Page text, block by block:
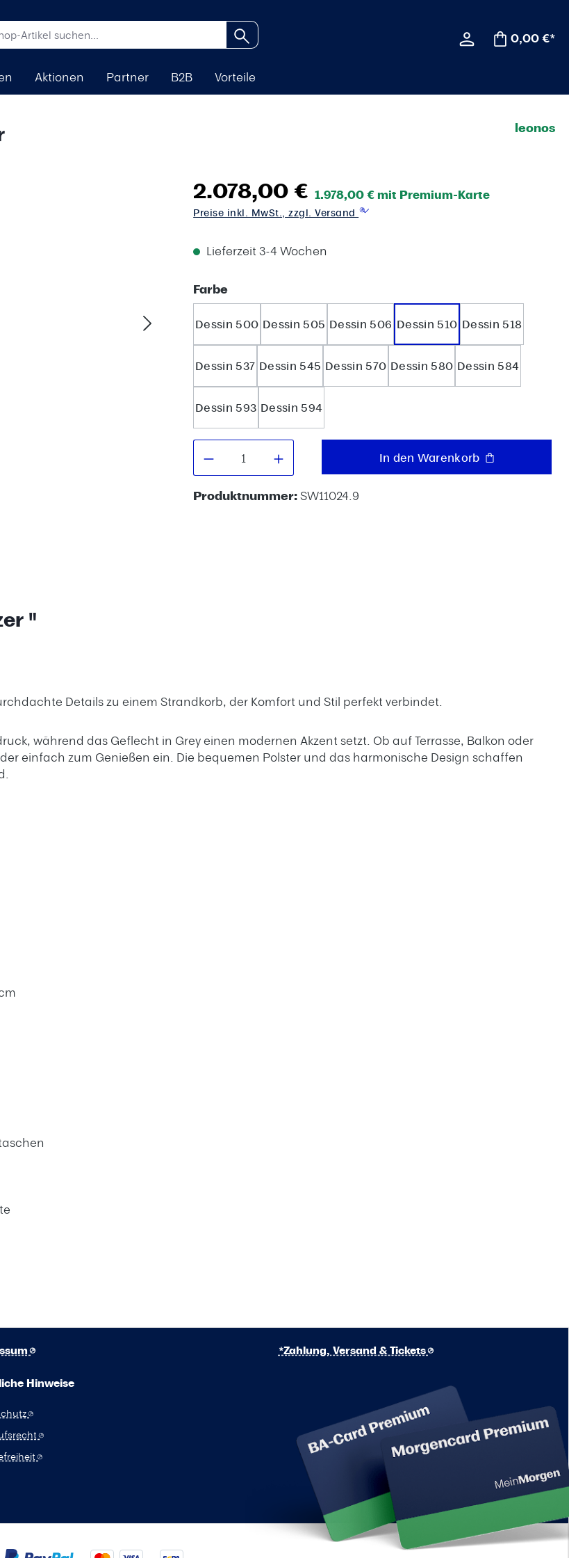
0,00 €*
Aktionen Partner B2B Vorteile
leonos
2.078,00 € 1.978,00 € mit Premium-Karte
Preise inkl. MwSt., zzgl. Versand
Lieferzeit 3-4 Wochen
Farbeauswählen
Dessin 500 Dessin 505 Dessin 506 Dessin 510 Dessin 518
Dessin 537 Dessin 545 Dessin 570 Dessin 580 Dessin 584
Dessin 593 Dessin 594
Produkt Anzahl: Gib den gewünschten
In den Warenkorb
Produktnummer:SW11024.9
"
Details zu einem Strandkorb, der Komfort und Stil perfekt verbindet.
während das Geflecht in Grey einen modernen Akzent setzt. Ob auf Terrasse, Balkon oder
einfach zum Genießen ein. Die bequemen Polster und das harmonische Design schaffen
*Zahlung, Versand & Tickets
Hinweise